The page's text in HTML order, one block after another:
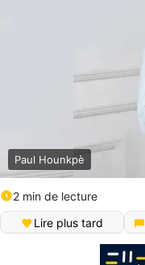
Paul Hounkpè
2 min de lecture
Lire plus tard